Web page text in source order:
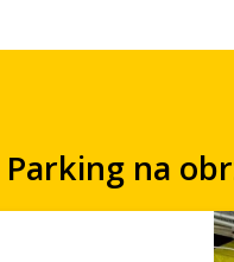
Parking na